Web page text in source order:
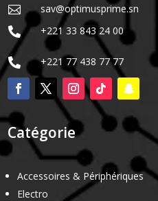
 sav@optimusprime.sn
 +221 33 843 24 00
 +221 77 438 77 77
Catégorie
Accessoires & Périphériques
Electro